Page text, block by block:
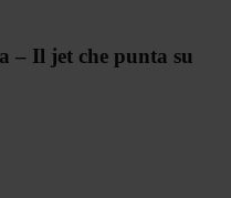
– Il jet che punta su